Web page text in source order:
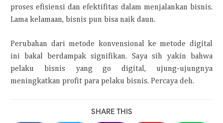
proses efisiensi dan efektifitas dalam menjalankan bisnis.
Lama kelamaan, bisnis pun bisa naik daun.
Perubahan dari metode konvensional ke metode digital
ini bakal berdampak signifikan. Saya sih yakin bahwa
pelaku bisnis yang go digital, ujung-ujungnya
meningkatkan profit para pelaku bisnis. Percaya deh.
SHARE THIS